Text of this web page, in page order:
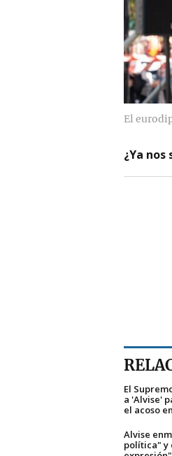
El
¿Ya nos
El
a 'Alvise'
el acoso
Alvise
política" y